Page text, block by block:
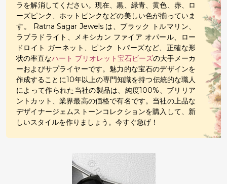
ラを解消してください。現在、黒、緑青、黄色、赤、ロ
ーズピンク、ホットピンクなどの美しい色が揃っていま
す。 Ratna Sagar Jewels は、ブラック トルマリン、
ラブラドライト、メキシカン ファイア オパール、ロー
ドロイト ガーネット、ピンク トパーズなど、正確な形
状の率直なハート ブリオレット宝石ビーズの大手メーカ
ーおよびサプライヤーです。魅力的な宝石のデザインを
作成することに10年以上の専門知識を持つ伝統的な職人
によって作られた当社の製品は、純度100%、ブリリア
ントカット、業界最高の価格で有名です。当社の上品な
デザイナージェムストーンコレクションを購入して、新
しいスタイルを作りましょう。今すぐ急げ！